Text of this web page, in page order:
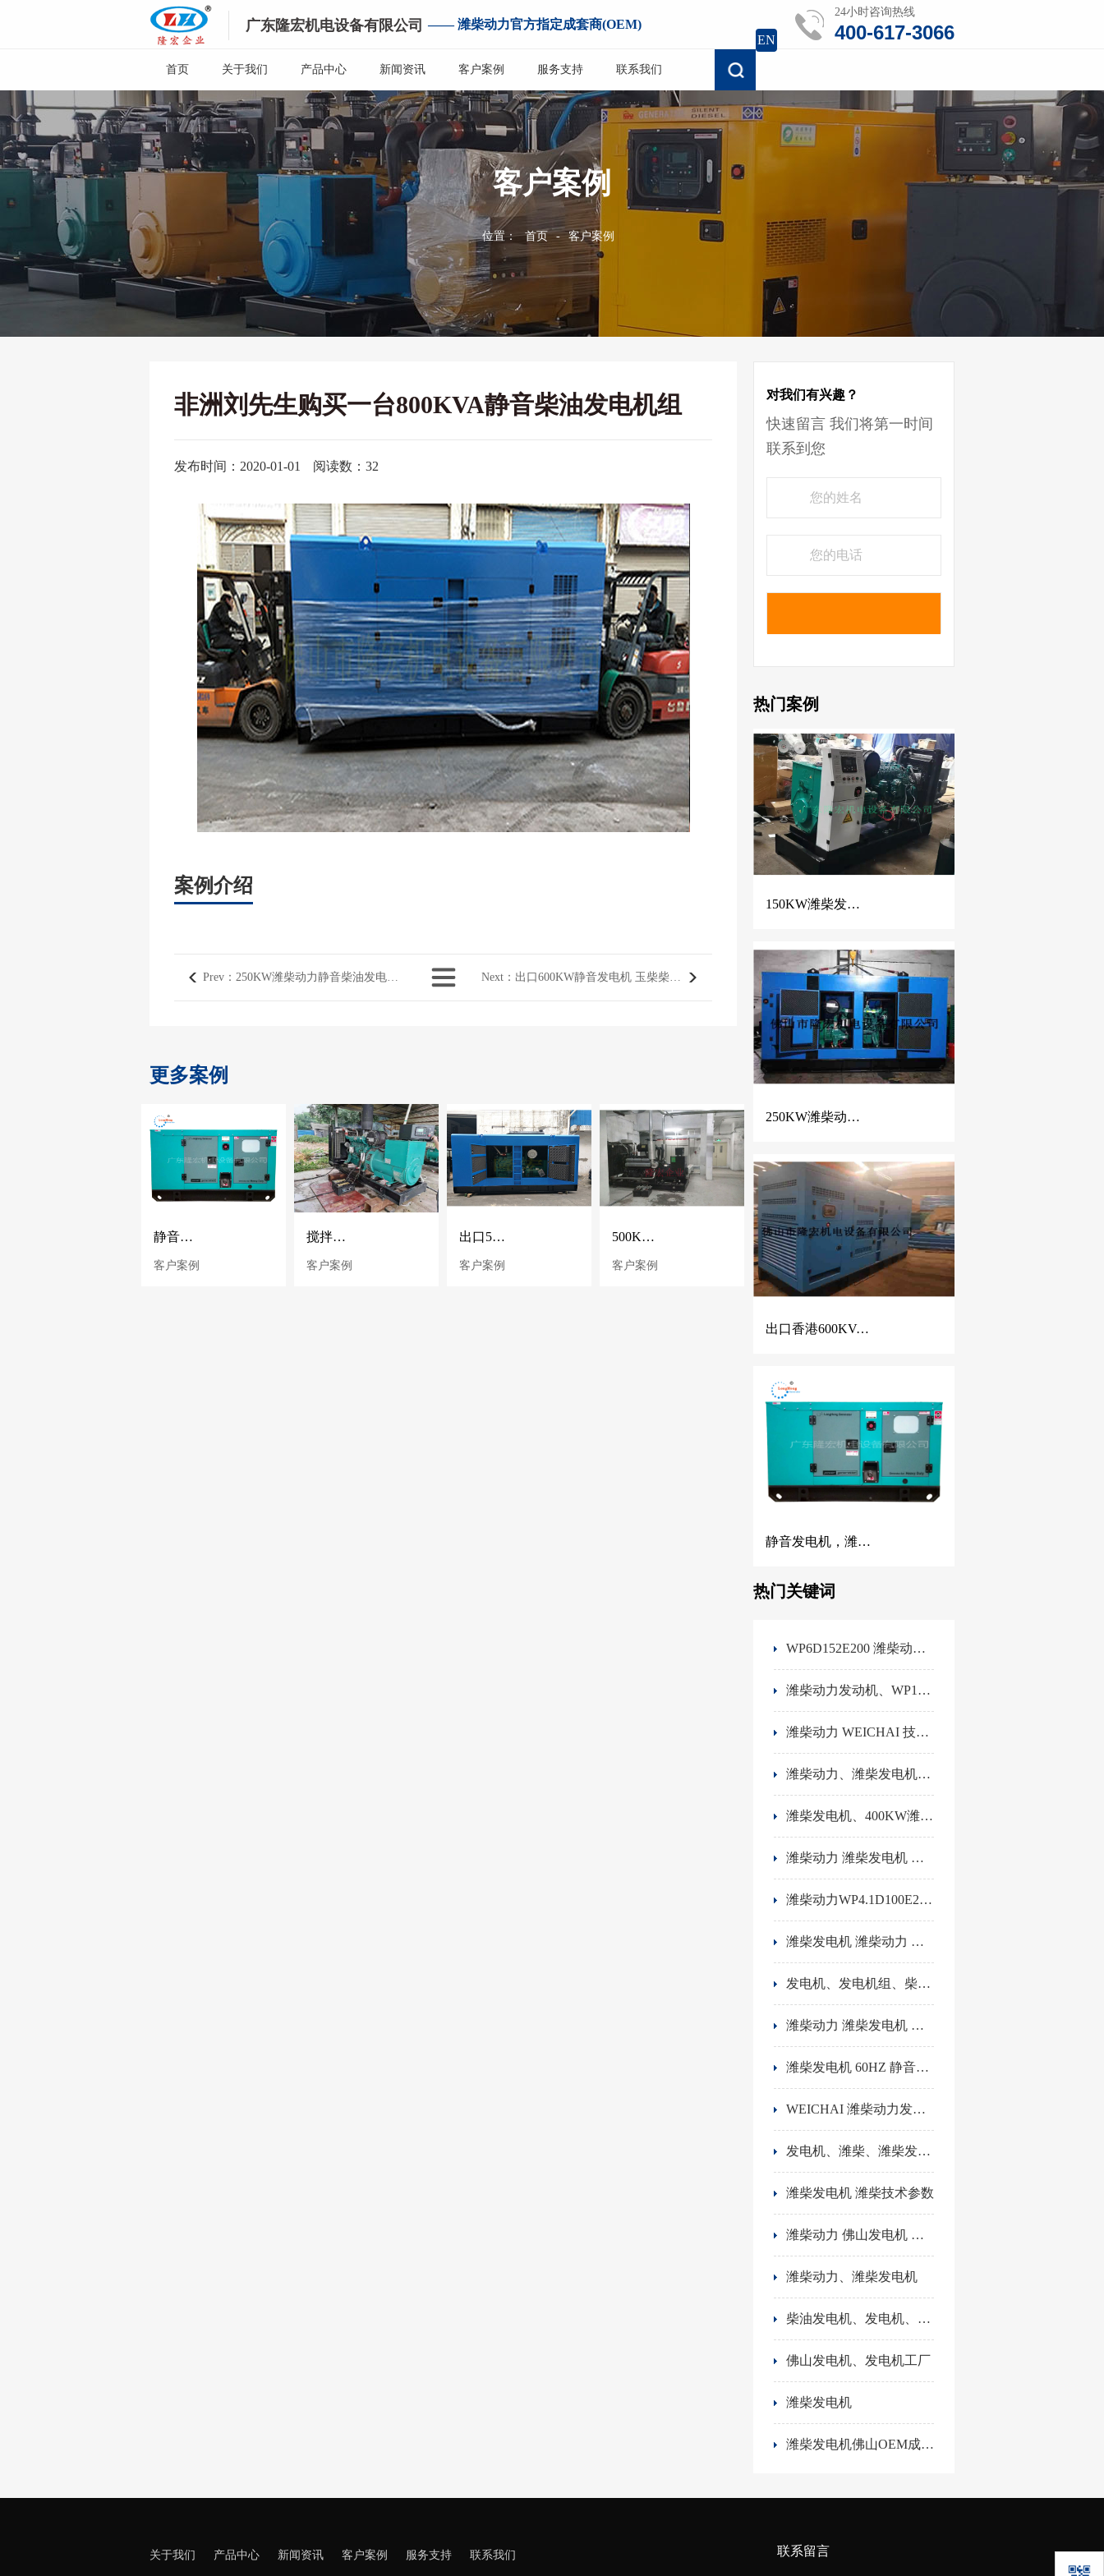
广东隆宏机电设备有限公司
—— 潍柴动力官方指定成套商(OEM)
EN
24小时咨询热线
400-617-3066
首页 关于我们 产品中心 新闻资讯 客户案例 服务支持 联系我们
客户案例
位置： 首页 - 客户案例
非洲刘先生购买一台800KVA静音柴油发电机组
发布时间：2020-01-01 阅读数：32
案例介绍
Prev ：250KW潍柴动力静音柴油发电机组 LHGF-250 / WP10D320E200 Next：出口600KW静音发电机 玉柴柴油发电机组
更多案例
静音发电机，潍柴静音发电机，静音发电机工厂，佛山静音发电机厂家
客户案例
搅拌站专用潍柴发电机、400KW潍柴动力发电机组、潍柴发电机、佛山发电机、潍柴发电机佛山专营
客户案例
出口500KW康明斯静音发电机 625KVA康明斯发电机 静音发电机
客户案例
500KW上柴柴油发电机组 佛山南边房地产
客户案例
对我们有兴趣？
快速留言 我们将第一时间
联系到您
热门案例
150KW潍柴发电机、187KVA潍柴动力柴油发电机组，底部油箱、四保护控制器、侧面柜
250KW潍柴动力静音柴油发电机组 LHGF-250 / WP10D320E200
出口香港600KVA康明斯静音柴油发电机组
静音发电机，潍柴静音发电机，静音发电机工厂，佛山静音发电机厂家
热门关键词
WP6D152E200 潍柴动力 潍柴发电机
潍柴动力发动机、WP10D264E200、参数及、200KW潍柴发电机、技术参数
潍柴动力 WEICHAI 技术参数 WP4.1D66E200
潍柴动力、潍柴发电机、WEICHAI 、潍柴动力WP2.3D33E200发动机技术参数
潍柴发电机、400KW潍柴发电机、佛山发电机
潍柴动力 潍柴发电机 发电机组
潍柴动力WP4.1D100E200发动机技术参数\100KVA潍柴发电机组
潍柴发电机 潍柴动力 佛山发电机
发电机、发电机组、柴油发电机组
潍柴动力 潍柴发电机 WP4.1D95E201 WEICHAI
潍柴发电机 60HZ 静音发电机 技术参数
WEICHAI 潍柴动力发电机 山东潍柴 48KW潍柴发电机 60HZ 佛山发电机
发电机、潍柴、潍柴发动机
潍柴发电机 潍柴技术参数
潍柴动力 佛山发电机 静音发电机 WEICHAI
潍柴动力、潍柴发电机
柴油发电机、发电机、佛山发电机、潍柴发电机
佛山发电机、发电机工厂
潍柴发电机
潍柴发电机佛山OEM成套工厂、100KW潍柴柴油发电机组、潍柴发电机、潍柴动力、佛山发电机厂家
关于我们 产品中心 新闻资讯 客户案例 服务支持 联系我们 联系留言